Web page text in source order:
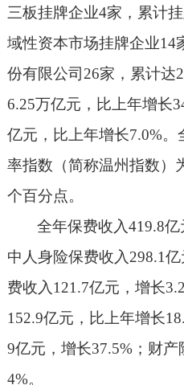
三板挂牌企业4家，累计
域性资本市场挂牌企业14
份有限公司26家，累计达
6.25万亿元，比上年增长
亿元，比上年增长7.0%。
率指数（简称温州指数）
个百分点。
全年保费收入419.8亿
中人身险保费收入298.1亿
费收入121.7亿元，增长
152.9亿元，比上年增长
9亿元，增长37.5%；财产
4%。